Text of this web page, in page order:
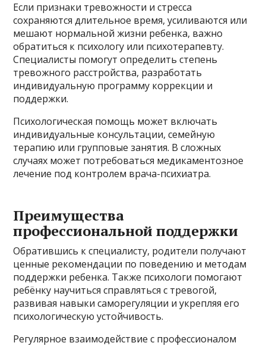
Если признаки тревожности и стресса
сохраняются длительное время, усиливаются или
мешают нормальной жизни ребенка, важно
обратиться к психологу или психотерапевту.
Специалисты помогут определить степень
тревожного расстройства, разработать
индивидуальную программу коррекции и
поддержки.
Психологическая помощь может включать
индивидуальные консультации, семейную
терапию или групповые занятия. В сложных
случаях может потребоваться медикаментозное
лечение под контролем врача-психиатра.
Преимущества
профессиональной поддержки
Обратившись к специалисту, родители получают
ценные рекомендации по поведению и методам
поддержки ребенка. Также психологи помогают
ребёнку научиться справляться с тревогой,
развивая навыки саморегуляции и укрепляя его
психологическую устойчивость.
Регулярное взаимодействие с профессионалом